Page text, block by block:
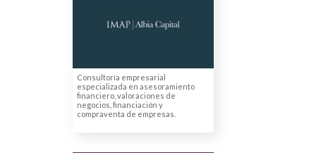
Consultoría empresarial
especializada en asesoramiento
financiero, valoraciones de
negocios, financiación y
compraventa de empresas.
catálogos y presentaciones
corporativas